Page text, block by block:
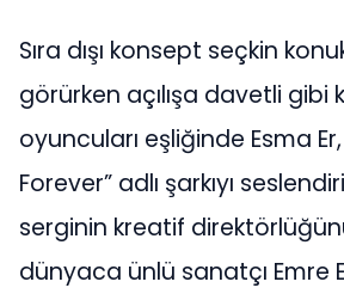
Sıra dışı konsept seçkin
görürken açılışa davetli gibi
oyuncuları eşliğinde Esma
Forever” adlı şarkıyı
serginin kreatif
dünyaca ünlü sanatçı Emre